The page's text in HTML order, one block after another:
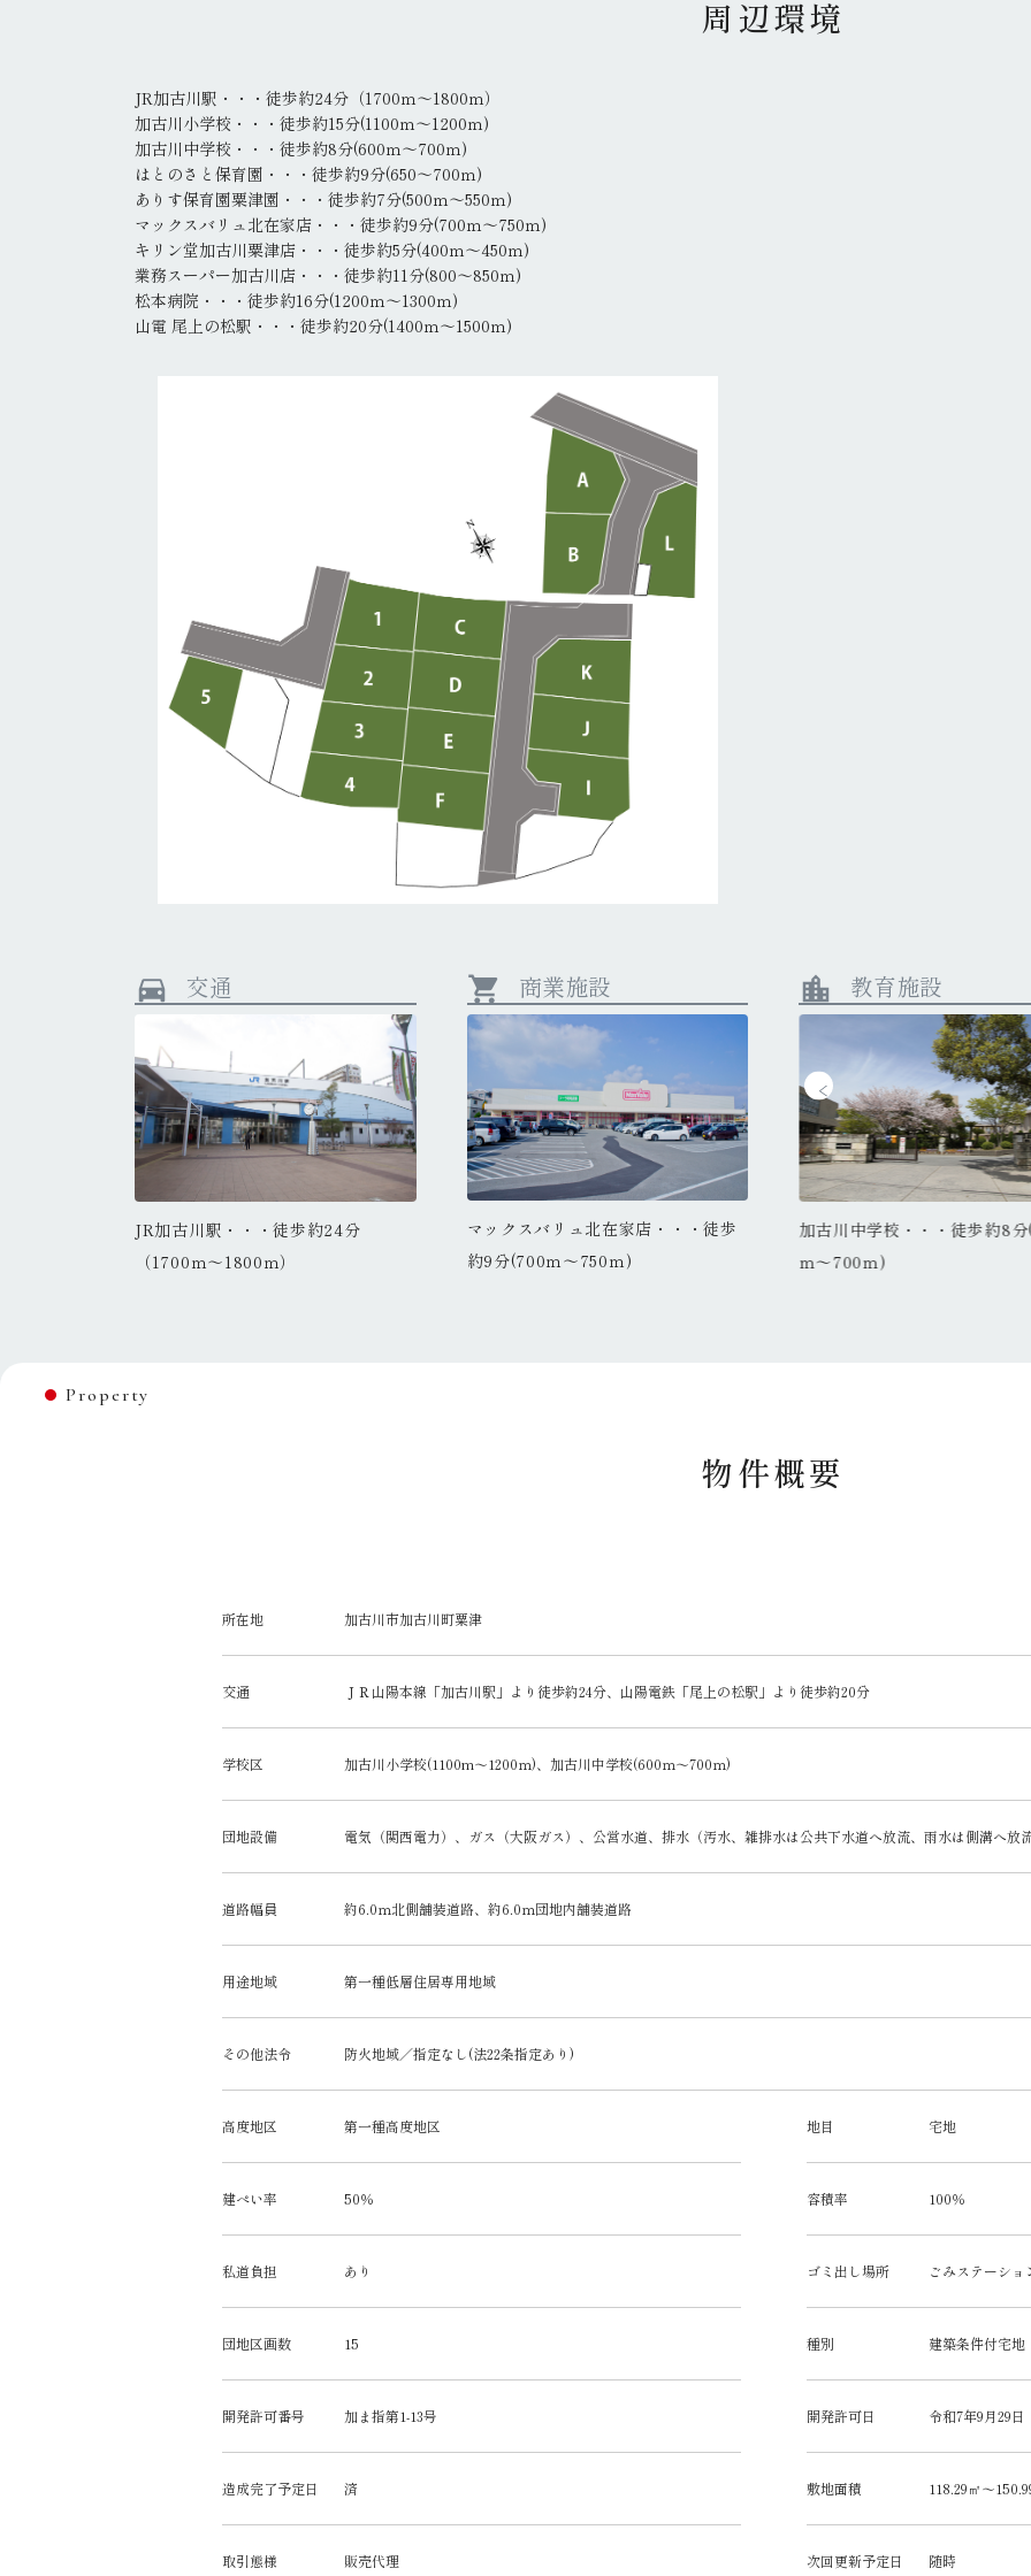
周辺環境
JR加古川駅・・・徒歩約24分（1700ｍ～1800ｍ）
加古川小学校・・・徒歩約15分(1100ｍ～1200ｍ)
加古川中学校・・・徒歩約8分(600ｍ～700ｍ)
はとのさと保育園・・・徒歩約9分(650～700ｍ)
ありす保育園粟津園・・・徒歩約7分(500ｍ～550ｍ)
マックスバリュ北在家店・・・徒歩約9分(700ｍ～750ｍ)
キリン堂加古川粟津店・・・徒歩約5分(400ｍ～450ｍ)
業務スーパー加古川店・・・徒歩約11分(800～850ｍ)
松本病院・・・徒歩約16分(1200ｍ～1300ｍ)
山電 尾上の松駅・・・徒歩約20分(1400ｍ～1500ｍ)
directions_car 交通
JR加古川駅・・・徒歩約24分
（1700ｍ～1800ｍ）
JR加古川駅・・・徒歩約24分
（1700ｍ～1800ｍ）
JR加古川駅・・・徒歩約24分
（1700ｍ～1800ｍ）
shopping_cart 商業施設
マックスバリュ北在家店・・・徒歩
約9分(700ｍ～750ｍ)
マックスバリュ北在家店・・・徒歩
約9分(700ｍ～750ｍ)
マックスバリュ北在家店・・・徒
約9分(700ｍ～750ｍ)
location_city 教育施設
・・徒歩約15分(1100
加古川中学校・・・徒歩約8分(600
ｍ～700ｍ)
加古川小学校・・・徒歩約15分(1100
ｍ～1200ｍ)
加古川中学校・・・徒歩約8
ｍ～700ｍ)
Property
物件概要
所在地 加古川市加古川町粟津
交通 ＪＲ山陽本線「加古川駅」より徒歩約24分、山陽電鉄「尾上の松駅」より徒歩約20分
学校区 加古川小学校(1100m～1200ｍ)、加古川中学校(600ｍ～700ｍ)
団地設備 電気（関西電力）、ガス（大阪ガス）、公営水道、排水（汚水、雑排水は公共下水道へ放流、雨水は側溝へ放
道路幅員 約6.0ｍ北側舗装道路、約6.0ｍ団地内舗装道路
用途地域 第一種低層住居専用地域
その他法令 防火地域／指定なし(法22条指定あり)
高度地区 第一種高度地区 地目 宅地
建ぺい率 50％ 容積率 100％
私道負担 あり ゴミ出し場所 ごみステーショ
団地区画数 15 種別 建築条件付宅地
開発許可番号 加ま指第1-13号 開発許可日 令和7年9月29日
造成完了予定日 済 敷地面積 118.29㎡～
取引態様 販売代理 次回更新予定日 随時